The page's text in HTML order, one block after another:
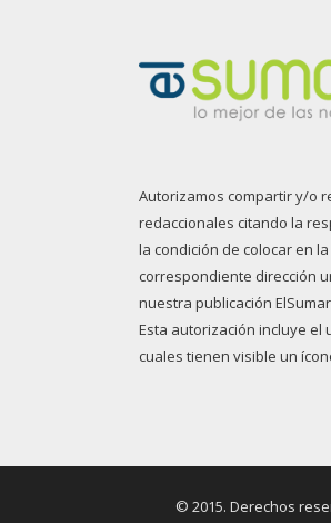
Autorizamos compartir y/o
redaccionales citando la
la condición de colocar en
correspondiente dirección
nuestra publicación
Esta autorización incluye el
cuales tienen visible un
© 2015. Derechos